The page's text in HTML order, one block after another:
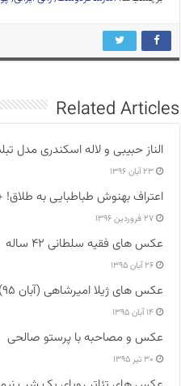
Related Articles
الناز حبیبی و لاله اسکندری مدل
۲۳ آبان ۱۳۹۶
اعتراف بهنوش طباطبایی به
۲۷ فروردین ۱۳۹۶
عکس های فقیه سلطانی ۴۲ ساله
۲۶ آبان ۱۳۹۵
عکس های ژیلا امیرشاهی (آبان ۹۵)
۱۴ آبان ۱۳۹۵
عکس و مصاحبه با پرستو صالحی
۳۰ تیر ۱۳۹۵